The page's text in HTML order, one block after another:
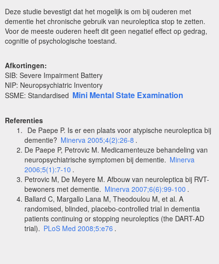
Deze studie bevestigt dat het mogelijk is om bij ouderen met
dementie het chronische gebruik van neuroleptica stop te zetten.
Voor de meeste ouderen heeft dit geen negatief effect op gedrag,
cognitie of psychologische toestand.
Afkortingen:
SIB: Severe Impairment Battery
NIP: Neuropsychiatric Inventory
SSME: Standardised Mini Mental State Examination
Referenties
De Paepe P. Is er een plaats voor atypische neuroleptica bij
dementie? Minerva 2005;4(2):26-8 .
De Paepe P, Petrovic M. Medicamenteuze behandeling van
neuropsychiatrische symptomen bij dementie. Minerva
2006;5(1):7-10 .
Petrovic M, De Meyere M. Afbouw van neuroleptica bij RVT-
bewoners met dementie. Minerva 2007;6(6):99-100 .
Ballard C, Margallo Lana M, Theodoulou M, et al. A
randomised, blinded, placebo-controlled trial in dementia
patients continuing or stopping neuroleptics (the DART-AD
trial). PLoS Med 2008;5:e76 .